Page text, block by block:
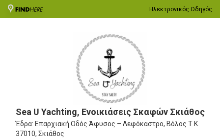
Ηλεκτρονικός Οδηγός
Sea U Yachting, Ενοικιάσεις Σκαφών Σκιάθος
Έδρα: Επαρχιακή Οδός Άφυσος – Λεφόκαστρο, Βόλος Τ.Κ.
37010, Σκιάθος